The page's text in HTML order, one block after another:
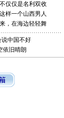
仅仅是名利双收
样一个山西男人
，在海边轻轻舞
中国不好
依旧晴朗